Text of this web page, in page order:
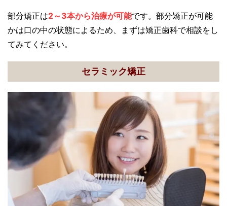
部分矯正は2～3本から治療が可能です。部分矯正が可能
かは口の中の状態によるため、まずは矯正歯科で相談をし
てみてください。
セラミック矯正